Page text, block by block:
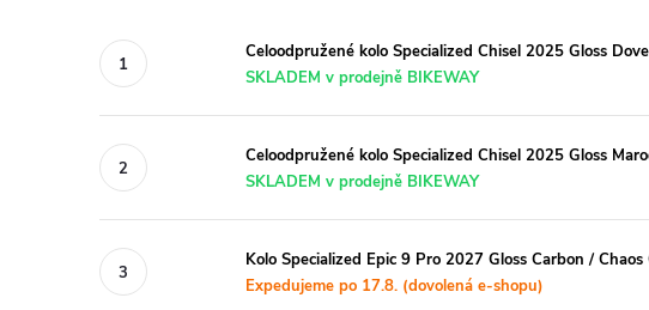
Celoodpružené kolo Specialized Chisel 2025 Gloss
SKLADEM v prodejně BIKEWAY
Celoodpružené kolo Specialized Chisel 2025 Gloss
SKLADEM v prodejně BIKEWAY
Kolo Specialized Epic 9 Pro 2027 Gloss Carbon /
Expedujeme po 17.8. (dovolená e-shopu)